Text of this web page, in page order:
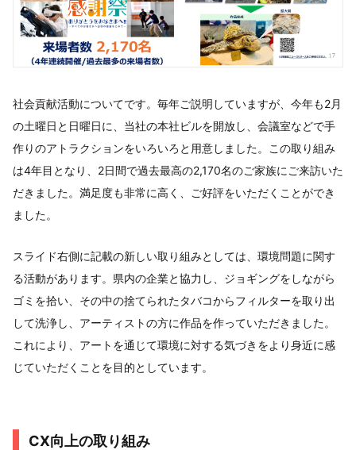
社会貢献活動についてです。毎年ご説明していますが、今年も2月
の土曜日と日曜日に、当社の本社ビルを開放し、会議室などで手
作りのアトラクションをいろいろと用意しました。この取り組み
は4年目となり、2日間で過去最高の2,170名のご家族にご来訪いた
だきました。満足度も非常に高く、ご好評をいただくことができ
ました。
スライド右側に記載の新しい取り組みとしては、環境問題に関す
る活動があります。県内の企業と協力し、ジョギングをしながら
ゴミを拾い、その中の捨てられたタバコからフィルターを取り出
して洗浄し、アーティストの方に作品を作っていただきました。
これにより、アートを通じて環境に対する気づきをより身近に感
じていただくことを目的としています。
CX向上の取り組み